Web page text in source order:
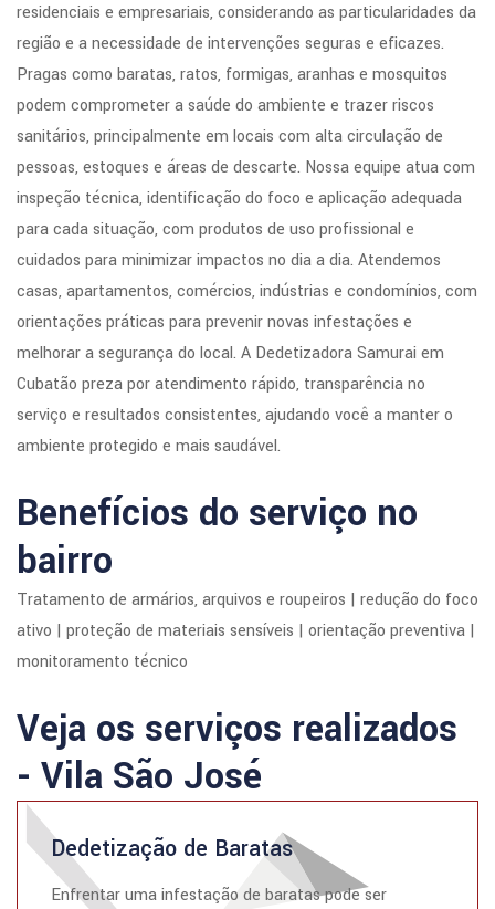
residenciais e empresariais, considerando as particularidades da
região e a necessidade de intervenções seguras e eficazes.
Pragas como baratas, ratos, formigas, aranhas e mosquitos
podem comprometer a saúde do ambiente e trazer riscos
sanitários, principalmente em locais com alta circulação de
pessoas, estoques e áreas de descarte. Nossa equipe atua com
inspeção técnica, identificação do foco e aplicação adequada
para cada situação, com produtos de uso profissional e
cuidados para minimizar impactos no dia a dia. Atendemos
casas, apartamentos, comércios, indústrias e condomínios, com
orientações práticas para prevenir novas infestações e
melhorar a segurança do local. A Dedetizadora Samurai em
Cubatão preza por atendimento rápido, transparência no
serviço e resultados consistentes, ajudando você a manter o
ambiente protegido e mais saudável.
Benefícios do serviço no
bairro
Tratamento de armários, arquivos e roupeiros | redução do foco
ativo | proteção de materiais sensíveis | orientação preventiva |
monitoramento técnico
Veja os serviços realizados
- Vila São José
Dedetização de Baratas
Enfrentar uma infestação de baratas pode ser